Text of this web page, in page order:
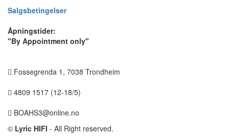
Salgsbetingelser
Åpningstider:
"By Appointment only"
Fossegrenda 1, 7038 Trondheim
4809 1517 (12-18/5)
BOAHS3@online.no
© Lyric HIFI - All Right reserved.